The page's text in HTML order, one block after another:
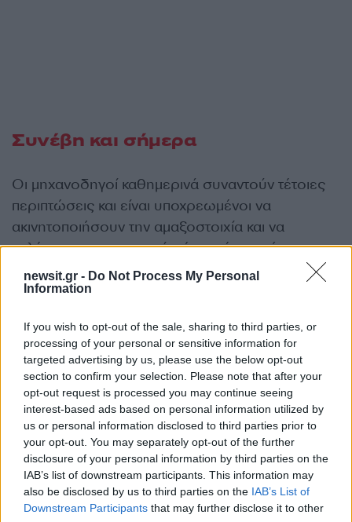
newsit.gr - Do Not Process My Personal
Information
If you wish to opt-out of the sale, sharing to third parties, or
processing of your personal or sensitive information for
targeted advertising by us, please use the below opt-out
section to confirm your selection. Please note that after your
opt-out request is processed you may continue seeing
interest-based ads based on personal information utilized by
us or personal information disclosed to third parties prior to
your opt-out. You may separately opt-out of the further
disclosure of your personal information by third parties on the
IAB’s list of downstream participants. This information may
also be disclosed by us to third parties on the IAB’s List of
Downstream Participants that may further disclose it to other
Συνέβη και σήμερα
Οι μηχανοδηγοί καθημερινά συναντούν τέτοιες
περιπτώσεις και είναι υποχρεωμένοι να
ακινητοποιήσουν την αμαξοστοιχία και να
καλέσουν την αστυνομία, όπως έγινε σήμερα
στην περιοχή της Ν. Αγχιάλου έξω από τη
Θεσσαλονίκη. Σύμφωνα με πληροφορίες,
μετανάστες κρέμονταν ανάμεσα στα βαγόνια
εμπορικής αμαξοστοιχίας που κατευθυνόταν
προς την Ειδομένη και άμεσα έσπευσαν στο
σημείο για την πραγματοποίηση των απαραίτητων
ελέγχων. Δείτε τις εικόνες: